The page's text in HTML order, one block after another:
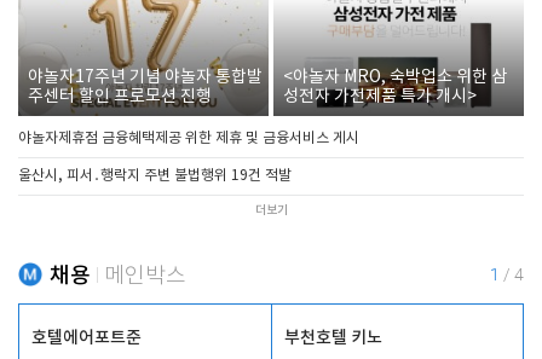
야놀자17주년 기념 야놀자 통합발
주센터 할인 프로모션 진행
<야놀자 MRO, 숙박업소 위한 삼
성전자 가전제품 특가 개시>
야놀자제휴점 금융혜택제공 위한 제휴 및 금융서비스 게시
울산시, 피서․행락지 주변 불법행위 19건 적발
더보기
채용 메인박스 1 / 4
호텔에어포트준 부천호텔 키노